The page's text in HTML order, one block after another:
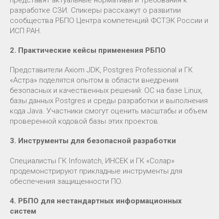
разработке СЗИ. Спикеры расскажут о развитии
сообщества РБПО Центра компетенций ФСТЭК России и
ИСП РАН.
2. Практические кейсы применения РБПО
Представители Axiom JDK, Postgres Professional и ГК
«Астра» поделятся опытом в области внедрения
безопасных и качественных решений: ОС на базе Linux,
базы данных Postgres и среды разработки и выполнения
кода Java. Участники смогут оценить масштабы и объем
проверенной кодовой базы этих проектов.
3. Инструменты для безопасной разработки
Специалисты ГК Infowatch, ИНСЕК и ГК «Солар»
продемонстрируют прикладные инструменты для
обеспечения защищенности ПО.
4. РБПО для нестандартных информационных
систем